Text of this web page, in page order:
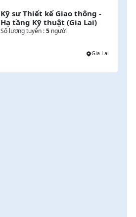
Kỹ sư Thiết kế Giao thông -
Hạ tầng Kỹ thuật (Gia Lai)
Số lượng tuyển :5người
Gia Lai